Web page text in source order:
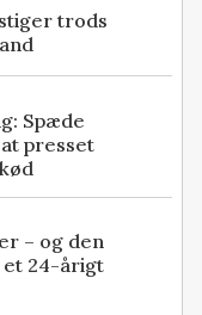
trods
Spæde
presset
– og den
24-årigt